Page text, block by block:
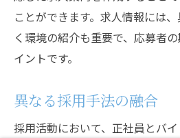
ことができます。求人情報には
く環境の紹介も重要で、応募者
イントです。
異なる採用手法の融合
採用活動において、正社員とバ